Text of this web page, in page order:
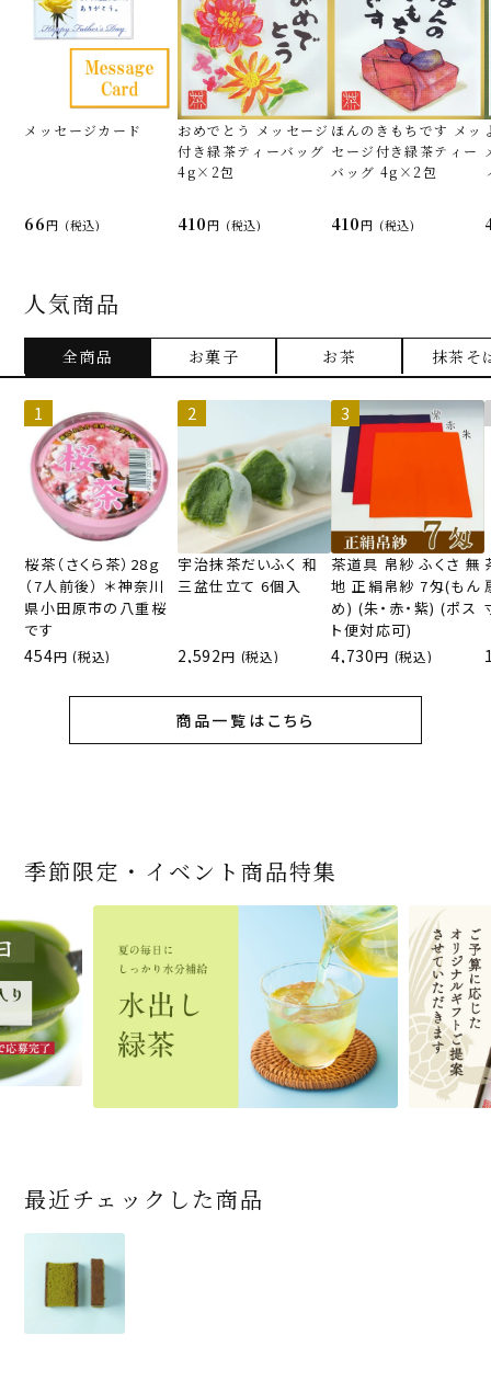
メッセージカード
66 (税込)
おめでとう メッセージ
付き緑茶ティーバッグ
4g×2包
410 (税込)
ほんのきもちです メッ
セージ付き緑茶ティー
バッグ 4g×2包
410 (税込)
人気商品
全商品 お菓子 お茶 抹茶そ
桜茶（さくら茶）28ｇ
（7人前後） ＊神奈川
県小田原市の八重桜
です
454 (税込)
宇治抹茶だいふく 和
三盆仕立て 6個入
2,592 (税込)
茶道具 帛紗 ふくさ 無
地 正絹帛紗 7匁(もん
め) (朱・赤・紫) (ポス
ト便対応可)
4,730 (税込)
商品一覧はこちら
宇治抹茶だいふく 和
三盆仕立て 6個入
2,592 (税込)
お茶屋の京都 宇治抹
1,743 (税込)
宇治抹茶 濃チーズケ
ーキ 『抹茶まる』 1セ
ット6個入
3,240 (税込)
商品一覧はこちら
桜茶（さくら茶）28ｇ
（7人前後） ＊神奈川
県小田原市の八重桜
です
454 (税込)
『釜炒りむぎ茶』 10g
324 (税込)
緑茶ティーパック（セ
ンパックシリーズ） 5g
×50袋
864 (税込)
商品一覧はこちら
宇治抹茶そば3袋・そ
ばつゆ6袋（6人前）セ
ット 化粧箱（カート
ン/ギフトボックス）
3,032 (税込)
【送料込み】宇治抹茶
そば160ｇ×2袋（4人
前）＋特撰そばつゆ4
個（ポスト便）
2,028 (税込)
宇治抹茶そば２袋・そ
ばつゆ４袋（４人前）
竹かごセット
2,278 (税込)
商品一覧はこちら
老舗茶舗の宇治抹茶
かすていらと宇治冠煎
茶の詰合せ
4,112 (税込)
宇治抹茶焼き菓子詰
4,511 (税込)
老舗茶舗のひやひやス
イーツセット 3種6個
3,356 (税込)
商品一覧はこちら
茶道具 帛紗 ふくさ 無
地 正絹帛紗 7匁(もん
め) (朱・赤・紫) (ポス
ト便対応可)
4,730 (税込)
茶道具 扇子（せんす）
扇子 利休百首 白竹 6
1,716 (税込)
おとなのお稽古セット
女子用 裏千家 茶道具
16,500 (税込)
商品一覧はこちら
季節限定・イベント商品特集
最近チェックした商品